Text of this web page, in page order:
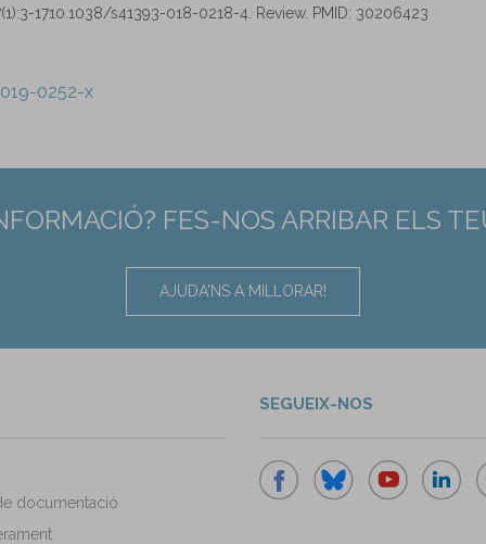
1710.1038/s41393-018-0218-4. Review. PMID: 30206423
0252-x
FES-NOS ARRIBAR ELS
AJUDA'NS A MILLORAR!
documentació
SEGUEIX-NOS